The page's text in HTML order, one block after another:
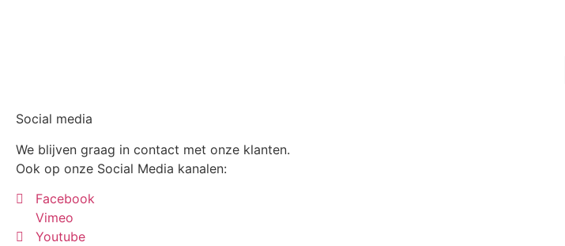
Social media
We blijven graag in contact met onze klanten.
Ook op onze Social Media kanalen:
Facebook
Vimeo
Youtube